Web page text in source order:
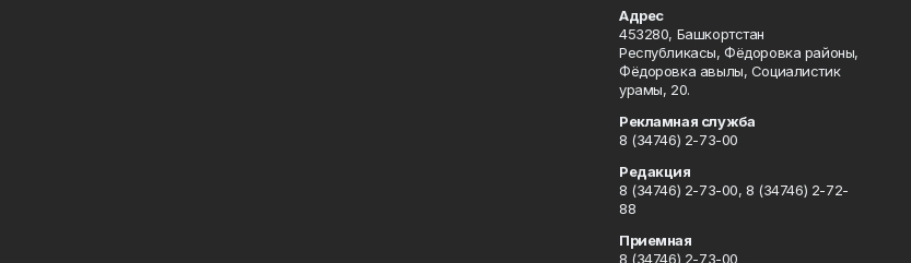
Адрес
453280, Башкортстан
Республикасы, Фёдоровка районы,
Фёдоровка авылы, Социалистик
урамы, 20.
Рекламная служба
8 (34746) 2-73-00
Редакция
8 (34746) 2-73-00, 8 (34746) 2-72-
88
Приемная
8 (34746) 2-73-00